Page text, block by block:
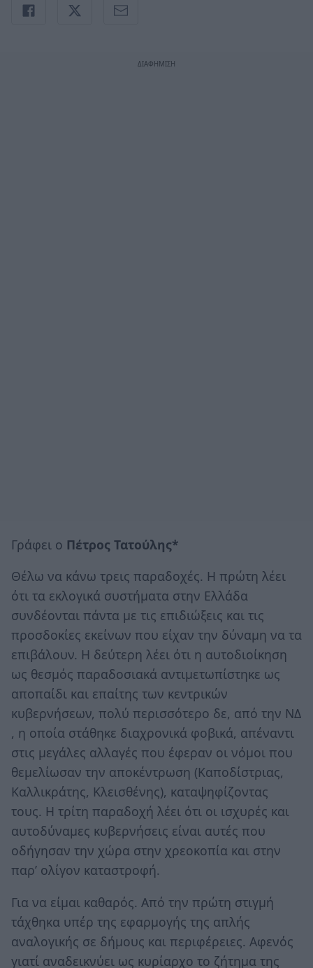
Γράφει ο Πέτρος Τατούλης*
Θέλω να κάνω τρεις παραδοχές. Η πρώτη λέει
ότι τα εκλογικά συστήματα στην Ελλάδα
συνδέονται πάντα με τις επιδιώξεις και τις
προσδοκίες εκείνων που είχαν την δύναμη να τα
επιβάλουν. Η δεύτερη λέει ότι η αυτοδιοίκηση
ως θεσμός παραδοσιακά αντιμετωπίστηκε ως
αποπαίδι και επαίτης των κεντρικών
κυβερνήσεων, πολύ περισσότερο δε, από την ΝΔ
, η οποία στάθηκε διαχρονικά φοβικά, απέναντι
στις μεγάλες αλλαγές που έφεραν οι νόμοι που
θεμελίωσαν την αποκέντρωση (Καποδίστριας,
Καλλικράτης, Κλεισθένης), καταψηφίζοντας
τους. Η τρίτη παραδοχή λέει ότι οι ισχυρές και
αυτοδύναμες κυβερνήσεις είναι αυτές που
οδήγησαν την χώρα στην χρεοκοπία και στην
παρ’ ολίγον καταστροφή.
Για να είμαι καθαρός. Από την πρώτη στιγμή
τάχθηκα υπέρ της εφαρμογής της απλής
αναλογικής σε δήμους και περιφέρειες. Αφενός
γιατί αναδεικνύει ως κυρίαρχο το ζήτημα της